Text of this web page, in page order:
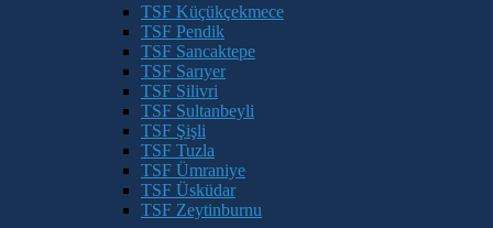
TSF Küçükçekmece
TSF Pendik
TSF Sancaktepe
TSF Sarıyer
TSF Silivri
TSF Sultanbeyli
TSF Şişli
TSF Tuzla
TSF Ümraniye
TSF Üsküdar
TSF Zeytinburnu